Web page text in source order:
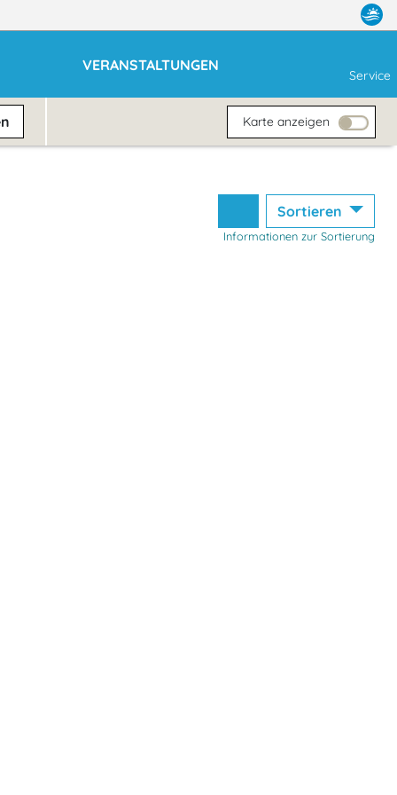
VERANSTALTUNGEN
Service
Karte anzeigen
Sortieren
Informationen zur Sortierung